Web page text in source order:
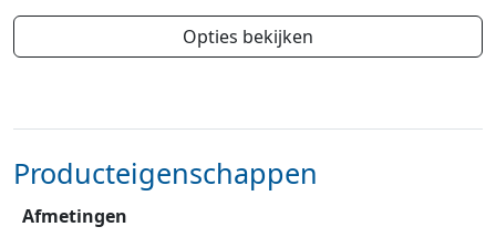
Opties bekijken
Producteigenschappen
Afmetingen